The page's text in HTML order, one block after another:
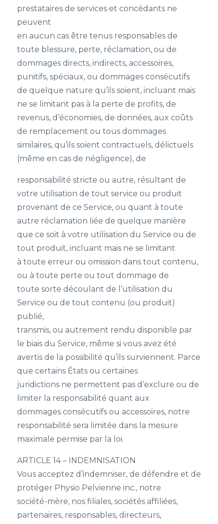
prestataires de services et concédants ne
peuvent
en aucun cas être tenus responsables de
toute blessure, perte, réclamation, ou de
dommages directs, indirects, accessoires,
punitifs, spéciaux, ou dommages consécutifs
de quelque nature qu’ils soient, incluant mais
ne se limitant pas à la perte de profits, de
revenus, d’économies, de données, aux coûts
de remplacement ou tous dommages
similaires, qu’ils soient contractuels, délictuels
(même en cas de négligence), de
responsabilité stricte ou autre, résultant de
votre utilisation de tout service ou produit
provenant de ce Service, ou quant à toute
autre réclamation liée de quelque manière
que ce soit à votre utilisation du Service ou de
tout produit, incluant mais ne se limitant
à toute erreur ou omission dans tout contenu,
ou à toute perte ou tout dommage de
toute sorte découlant de l’utilisation du
Service ou de tout contenu (ou produit)
publié,
transmis, ou autrement rendu disponible par
le biais du Service, même si vous avez été
avertis de la possibilité qu’ils surviennent. Parce
que certains États ou certaines
juridictions ne permettent pas d’exclure ou de
limiter la responsabilité quant aux
dommages consécutifs ou accessoires, notre
responsabilité sera limitée dans la mesure
maximale permise par la loi.
ARTICLE 14 – INDEMNISATION
Vous acceptez d’indemniser, de défendre et de
protéger Physio Pelvienne inc., notre
société-mère, nos filiales, sociétés affiliées,
partenaires, responsables, directeurs,